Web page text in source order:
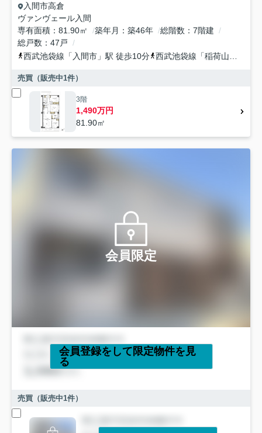
入間市高倉
ヴァンヴェール入間
専有面積
81.90㎡ 築年月 築46年 総階数
7階建
総戸数
47戸
西武池袋線 「 入間市 」駅 徒歩10分 西武池袋線 「稲荷山公園
売買（販売中1件）
3階
1,490万円
81.90㎡
会員限定
会員登録をして限定物件を見
る
売買（販売中1件）